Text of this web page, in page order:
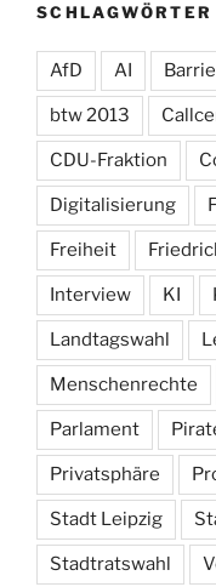
SCHLAGWÖRTER
AfD AI
btw 2013
CDU-Fraktion
Digitalisierung
Freiheit
Interview KI
Landtagswahl
Menschenrechte
Parlament
Privatsphäre
Stadt Leipzig
Stadtratswahl